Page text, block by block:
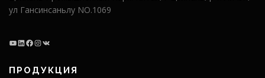
ул Гансинсаньлу NO.1069
ПРОДУКЦИЯ